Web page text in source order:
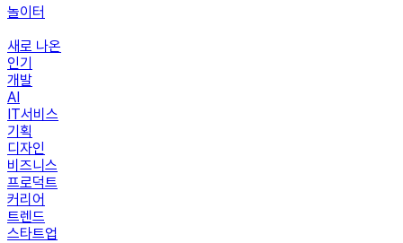
놀이터
새로 나온
인기
개발
AI
IT서비스
기획
디자인
비즈니스
프로덕트
커리어
트렌드
스타트업